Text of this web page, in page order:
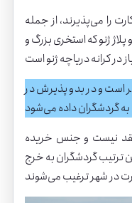
را می‌پذیرند، از جمله
ژنو که استخری بزرگ و
ژنو تا ۳۱ دسامبر ۲۰۲۰ معتبر است و در بدو پذیرش در
نیست و جنس خریده
ترتیب گردشگران به خرج